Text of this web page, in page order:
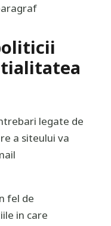
legate de
a siteului va
fel de
in care